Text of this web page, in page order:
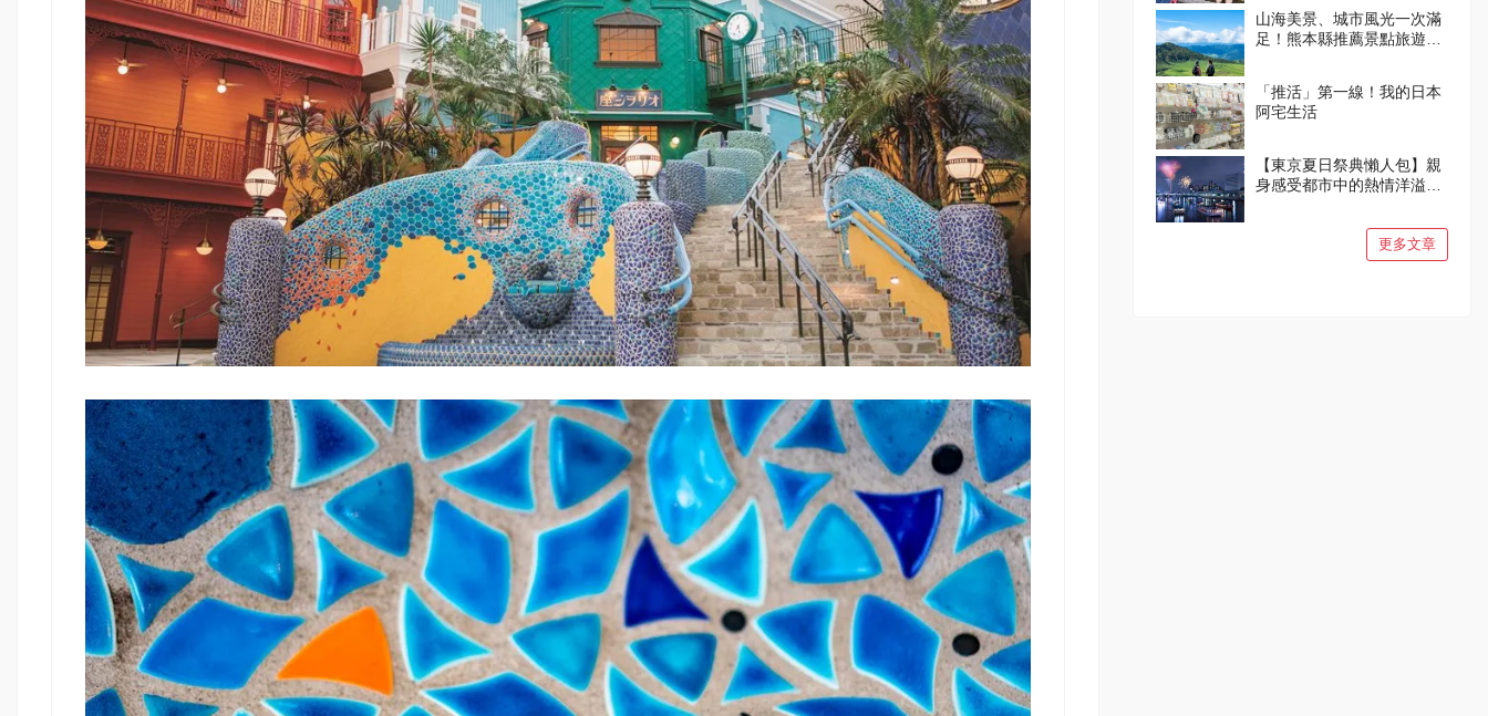
山海美景、城市風光一次滿
足！熊本縣推薦景點旅遊指
「推活」第一線！我的日本
阿宅生活
【東京夏日祭典懶人包】親
身感受都市中的熱情洋溢與
更多文章